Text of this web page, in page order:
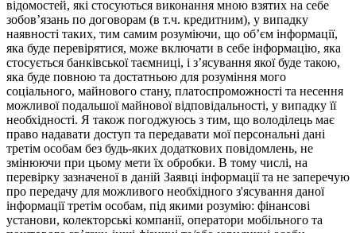
відомостей, які стосуються виконання мною взятих на себе
зобов’язань по договорам (в т.ч. кредитним), у випадку
наявності таких, тим самим розуміючи, що об’єм інформації,
яка буде перевірятися, може включати в себе інформацію, яка
стосується банківської таємниці, і з’ясування якої буде такою,
яка буде повною та достатньою для розуміння мого
соціального, майнового стану, платоспроможності та несення
можливої подальшої майнової відповідальності, у випадку її
необхідності. Я також погоджуюсь з тим, що володілець має
право надавати доступ та передавати мої персональні дані
третім особам без будь-яких додаткових повідомлень, не
змінюючи при цьому мети їх обробки. В тому числі, на
перевірку зазначеної в даній Заявці інформації та не заперечую
про передачу для можливого необхідного з'ясування даної
інформації третім особам, під якими розумію: фінансові
установи, колекторські компанії, оператори мобільного та